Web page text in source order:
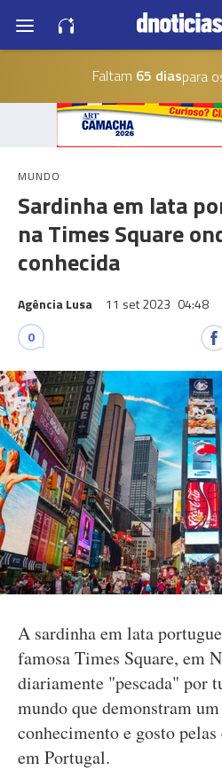
Faltam 65 diaspara
MUNDO
Sardinha em lata
na Times Square
conhecida
Agência Lusa 11 set 2023 04:48
0
A sardinha em lata
famosa Times Square, em
diariamente "pescada" por
mundo que demonstram
conhecimento e gosto
em Portugal.